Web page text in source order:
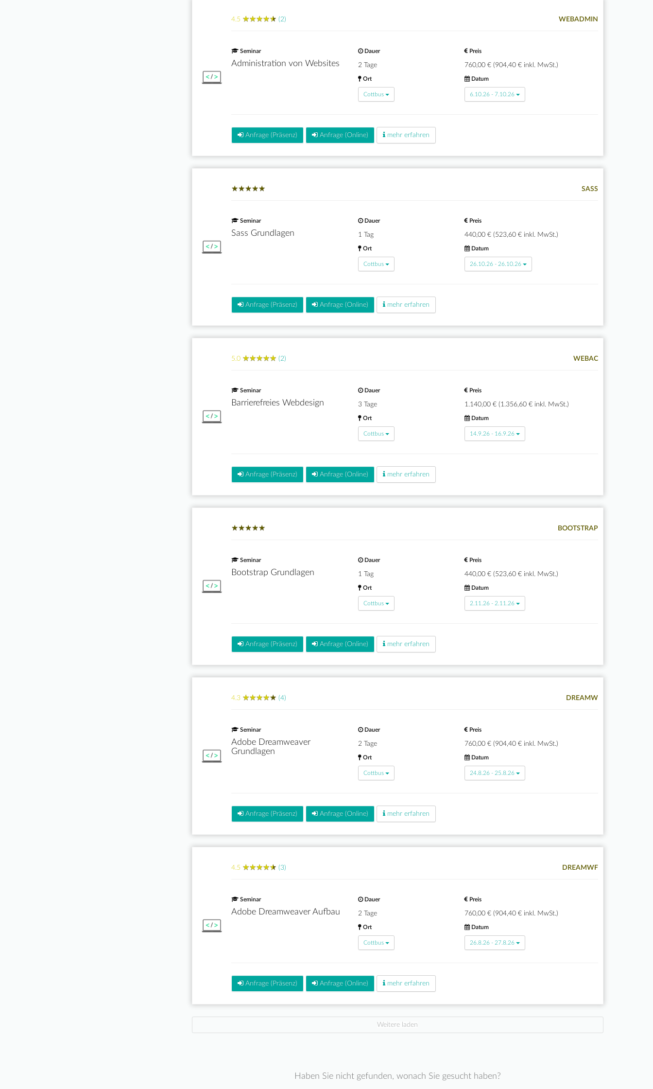
4.5 ★★★★★
★★★★★ (2) WEBADMIN
Seminar
Administration von Websites
Dauer
2 Tage
Preis
760,00 € (904,40 € inkl. MwSt.)
Ort
Cottbus
Datum
6.10.26 - 7.10.26
Anfrage (Präsenz) Anfrage (Online) mehr erfahren
★★★★★
★★★★★ SASS
Seminar
Sass Grundlagen
Dauer
1 Tag
Preis
440,00 € (523,60 € inkl. MwSt.)
Ort
Cottbus
Datum
26.10.26 - 26.10.26
Anfrage (Präsenz) Anfrage (Online) mehr erfahren
5.0 ★★★★★
★★★★★ (2) WEBAC
Seminar
Barrierefreies Webdesign
Dauer
3 Tage
Preis
1.140,00 € (1.356,60 € inkl. MwSt.)
Ort
Cottbus
Datum
14.9.26 - 16.9.26
Anfrage (Präsenz) Anfrage (Online) mehr erfahren
★★★★★
★★★★★ BOOTSTRAP
Seminar
Bootstrap Grundlagen
Dauer
1 Tag
Preis
440,00 € (523,60 € inkl. MwSt.)
Ort
Cottbus
Datum
2.11.26 - 2.11.26
Anfrage (Präsenz) Anfrage (Online) mehr erfahren
4.3 ★★★★★
★★★★★ (4) DREAMW
Seminar
Adobe Dreamweaver
Grundlagen
Dauer
2 Tage
Preis
760,00 € (904,40 € inkl. MwSt.)
Ort
Cottbus
Datum
24.8.26 - 25.8.26
Anfrage (Präsenz) Anfrage (Online) mehr erfahren
4.5 ★★★★★
★★★★★ (3) DREAMWF
Seminar
Adobe Dreamweaver Aufbau
Dauer
2 Tage
Preis
760,00 € (904,40 € inkl. MwSt.)
Ort
Cottbus
Datum
26.8.26 - 27.8.26
Anfrage (Präsenz) Anfrage (Online) mehr erfahren
Weitere laden
Haben Sie nicht gefunden, wonach Sie gesucht haben?